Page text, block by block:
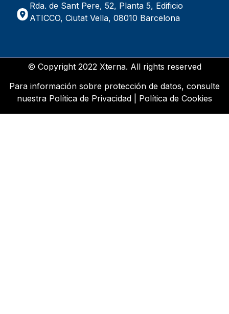
Rda. de Sant Pere, 52, Planta 5, Edificio
ATICCO, Ciutat Vella, 08010 Barcelona
© Copyright 2022 Xterna. All rights reserved
Para información sobre protección de datos, consulte
nuestra Política de Privacidad Política de Cookies